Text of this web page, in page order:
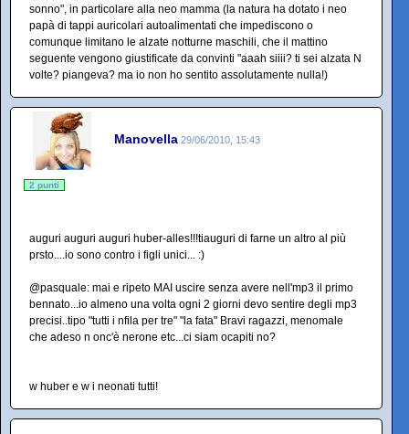
sonno", in particolare alla neo mamma (la natura ha dotato i neo
papà di tappi auricolari autoalimentati che impediscono o
comunque limitano le alzate notturne maschili, che il mattino
seguente vengono giustificate da convinti "aaah siiii? ti sei alzata N
volte? piangeva? ma io non ho sentito assolutamente nulla!)
Manovella 29/06/2010, 15:43
2 punti
auguri auguri auguri huber-alles!!!tiauguri di farne un altro al più
prsto....io sono contro i figli unici... :)
@pasquale: mai e ripeto MAI uscire senza avere nell'mp3 il primo
bennato...io almeno una volta ogni 2 giorni devo sentire degli mp3
precisi..tipo "tutti i nfila per tre" "la fata" Bravi ragazzi, menomale
che adeso n onc'è nerone etc...ci siam ocapiti no?
w huber e w i neonati tutti!